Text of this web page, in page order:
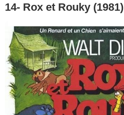
14- Rox et Rouky (1981)